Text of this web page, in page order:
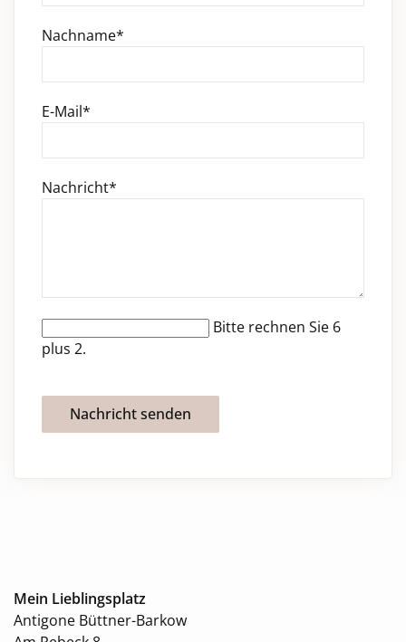
Pflichtfeld
Nachname*
Pflichtfeld
E-Mail*
Pflichtfeld
Nachricht*
Bitte rechnen Sie 6
plus 2.
Nachricht senden
Mein Lieblingsplatz
Antigone Büttner-Barkow